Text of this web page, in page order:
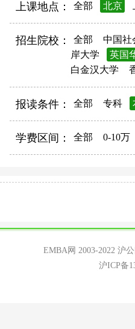
上课地点： 全部 北京
招生院校： 全部 中国社
岸大学
英国
白金汉大学
报读条件： 全部 专科
学费区间： 全部 0-10万
EMBA网 2003-2022 沪公
沪ICP备